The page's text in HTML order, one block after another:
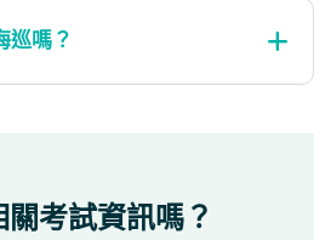
巡嗎？
考試資訊嗎？